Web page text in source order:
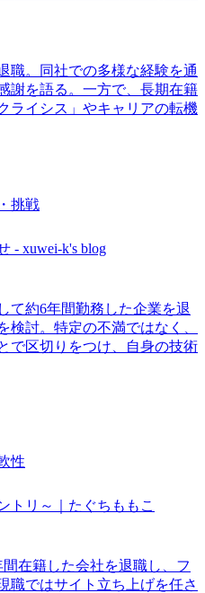
職。同社での多様な経験を通
謝を語る。一方で、長期在籍
ライシス」やキャリアの転機
挑戦
- xuwei-k's blog
て約6年間勤務した企業を退
検討。特定の不満ではなく、
で区切りをつけ、自身の技術
性
トリ～｜たぐちももこ
在籍した会社を退職し、フ
職ではサイト立ち上げを任さ